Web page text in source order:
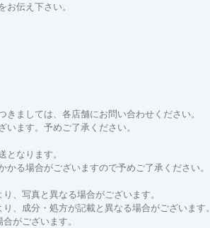
伝え下さい。
ましては、各店舗にお問い合わせください。
ます。予めご了承ください。
なります。
る場合がございますので予めご了承ください。
、写真と異なる場合がございます。
、成分・処方が記載と異なる場合がございます。
がございます。